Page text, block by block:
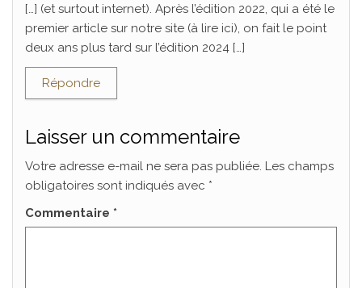
[…] (et surtout internet). Après l’édition 2022, qui a été le
premier article sur notre site (à lire ici), on fait le point
deux ans plus tard sur l’édition 2024 […]
Répondre
Laisser un commentaire
Votre adresse e-mail ne sera pas publiée. Les champs
obligatoires sont indiqués avec *
Commentaire *